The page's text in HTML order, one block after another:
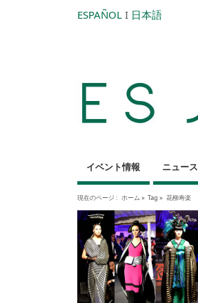
ESPAÑOL I 日本語
イベント情報 ニュース
現在のページ : ホーム » Tag » 花柳寿楽